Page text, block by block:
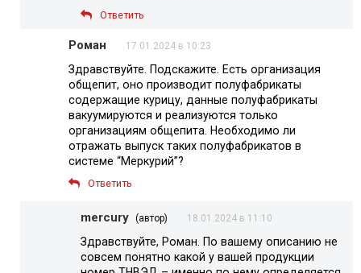
Ответить
Роман 17.01.2024 в 10:23
Здравствуйте. Подскажите. Есть организация
общепит, оно производит полуфабрикаты
содержащие курицу, данные полуфабрикаты
вакуумируются и реализуются только
организациям общепита. Необходимо ли
отражать выпуск таких полуфабрикатов в
системе “Меркурий”?
Ответить
mercury (автор) 18.01.2024 в 11:10
Здравствуйте, Роман. По вашему описанию не
совсем понятно какой у вашей продукции